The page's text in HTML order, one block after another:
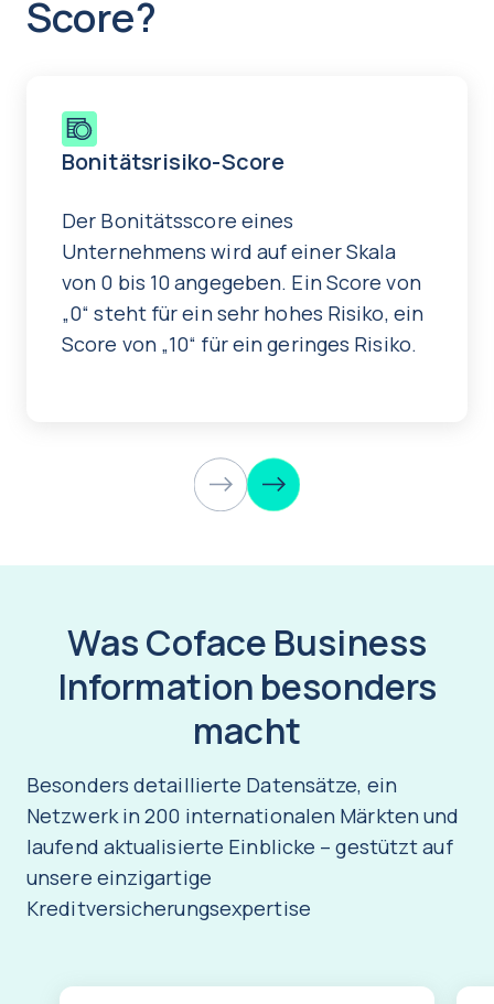
Score?
Bonitätsrisiko-Score
Der Bonitätsscore eines
Unternehmens wird auf einer Skala
von 0 bis 10 angegeben. Ein Score von
„0“ steht für ein sehr hohes Risiko, ein
Score von „10“ für ein geringes Risiko.
Was Coface Business
Information besonders
macht
Besonders detaillierte Datensätze, ein
Netzwerk in 200 internationalen Märkten und
laufend aktualisierte Einblicke – gestützt auf
unsere einzigartige
Kreditversicherungsexpertise